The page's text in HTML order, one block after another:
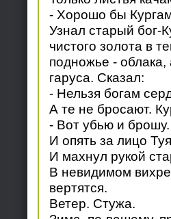
- Хорошо бы
Узнал старый бог-
чистого золота в
подножье - облака,
гаруса. Сказал:
- Нельзя богам
А те не бросают.
- Вот убью и брошу.
И опять за лицо
И махнул рукой
В невидимом
вертятся.
Ветер. Стужа.